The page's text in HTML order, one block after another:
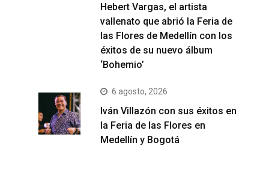
Hebert Vargas, el artista
vallenato que abrió la Feria de
las Flores de Medellín con los
éxitos de su nuevo álbum
‘Bohemio’
6 agosto, 2026
Iván Villazón con sus éxitos en
la Feria de las Flores en
Medellín y Bogotá